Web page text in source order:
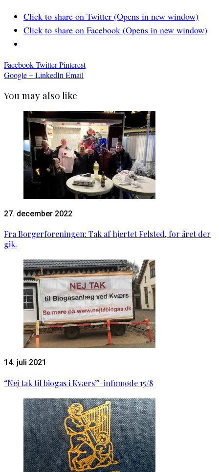
Click to share on Twitter (Opens in new window)
Click to share on Facebook (Opens in new window)
FacebookTwitterPinterest
Google +LinkedInEmail
You may also like
27. december 2022
Fra Borgerforeningen: Tak af hjertet Felsted, for året der
gik.
14. juli 2021
“Nej tak til biogas i Kværs”-infomøde 15/8